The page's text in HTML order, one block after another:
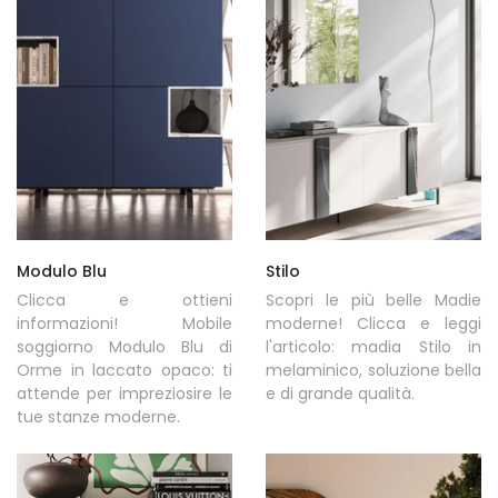
Modulo Blu
Clicca e ottieni
informazioni! Mobile
soggiorno Modulo Blu di
Orme in laccato opaco: ti
attende per impreziosire le
tue stanze moderne.
Stilo
Scopri le più belle Madie
moderne! Clicca e leggi
l'articolo: madia Stilo in
melaminico, soluzione bella
e di grande qualità.